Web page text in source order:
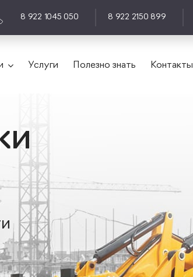
8 922 1045 050 8 922 2150 899
Услуги Полезно знать Контакты